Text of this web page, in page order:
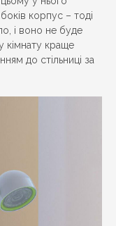
корпус – тоді
і воно не буде
кімнату краще
до стільниці за